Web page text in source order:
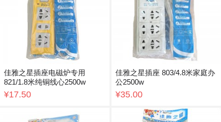
佳雅之星插座电磁炉专用
821/1.8米纯铜线心2500w
¥17.50
佳雅之星插座 803/4.8米家庭办
公2500w
¥35.00